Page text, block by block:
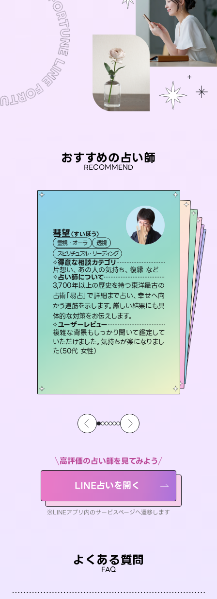
おすすめの占い師
RECOMMEND
彗望（すいぼう）
霊視・オーラ
透視
スピリチュアル・リーディング
得意な相談カテゴリ
片想い、あの人の気持ち、復縁 など
占い師について
3,700年以上の歴史を持つ東洋最古の
占術「易占」で詳細まで占い、幸せへ向
かう道筋を示します。厳しい結果にも具
体的な対策をお伝えします。
ユーザーレビュー
複雑な背景もしっかり聞いて鑑定して
いただけました。気持ちが楽になりまし
た（50代 女性）
おう 霊感オラクル
霊視・オーラ
オラクルカード
得意な相談カテゴリ
恋愛総合、あの人の気持ち など
占い師について
霊視×オラクルカードを使って「今」と
「未来」そして「気になるあの人の気持
ち」まで丁寧に読み解き、恋や人生のヒ
ントを優しく引き出します。
ユーザーレビュー
不安な気持ちが嘘みたいに晴れまし
た…！よく視えていらっしゃるんだなと
感じました（40代 女性）
セラピスト理恵
霊視・オーラ
スピリチュアル・リーディング
得意な相談カテゴリ
片想い、二人の未来、年の差 など
占い師について
連絡再開、復縁、成就などの報告実績
多数。セラピストとして2万超の施術経
験があるからこそできる鑑定で、より良
い未来をサポートします。
ユーザーレビュー
とても心温まる鑑定でした。しかもこち
らは何も言っていないのに視えていらっ
しゃるんだなと驚きです（30代女性）
桃源珠羽 とうげんみう
霊視・オーラ
スピリチュアル・リーディング
得意な相談カテゴリ
片想い、あの人の気持ち、復縁 など
占い師について
恋愛のお悩みの中でも特に「曖昧な関係」の相談を得意としており、友達以上恋人未満なお相手との今後や本音を丁寧に読み解き恋愛成就へと導きます。
ユーザーレビュー
鑑定していただいてアドバイス通りに行
動すると仲が復活してきました。ありが
とうございました（40代 女性）
アイリス -iris-
西洋占星術
ルーン
得意な相談カテゴリ
恋愛総合、片想い、二人の未来 など
占い師について
復縁、恋愛、不倫の行方、同性愛や片
思い、仕事関係や借金問題まで知りた
いことや心の負担になっていることを
紐解き、背中をそっと押して導きます。
ユーザーレビュー
安心感のあり、言い切ってくれる所や濁
さない鑑定のおかげで、毎回自分の気
持ちを整えられます（30代 男性）
未来視師＊花
霊視・オーラ 心理学
スピリチュアル・リーディング
得意な相談カテゴリ
出逢い、片想い、復縁 など
占い師について
未来には何パターンもの選択肢があり
ます。不安で視えにくくなっているあな
たの素敵な未来を見つけ、その未来を
選択できるようアドバイスします。
ユーザーレビュー
職場の人の性質や人間関係、本心など
本当によく視えていてびっくり。対策が
打てて前向きになれます（40代）
高評価の占い師を見てみよう
LINE占いを開く
※LINEアプリ内のサービスページへ遷移します
よくある質問
FAQ